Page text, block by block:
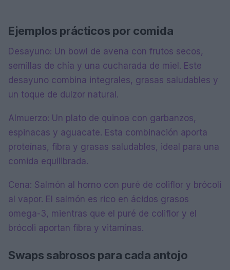
Ejemplos prácticos por comida
Desayuno: Un bowl de avena con frutos secos,
semillas de chía y una cucharada de miel. Este
desayuno combina integrales, grasas saludables y
un toque de dulzor natural.
Almuerzo: Un plato de quinoa con garbanzos,
espinacas y aguacate. Esta combinación aporta
proteínas, fibra y grasas saludables, ideal para una
comida equilibrada.
Cena: Salmón al horno con puré de coliflor y brócoli
al vapor. El salmón es rico en ácidos grasos
omega-3, mientras que el puré de coliflor y el
brócoli aportan fibra y vitaminas.
Swaps sabrosos para cada antojo